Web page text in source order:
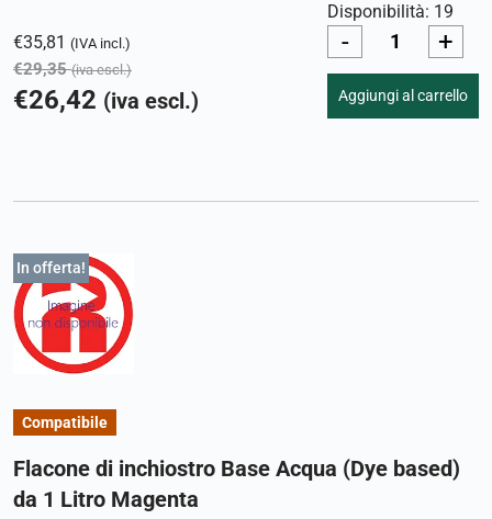
€35,81 (IVA incl.)
€29,35 (iva escl.)
€26,42 (iva escl.)
Disponibilità: 19
- +
Aggiungi al carrello
In offerta!
Compatibile
Flacone di inchiostro Base Acqua (Dye based)
da 1 Litro Magenta